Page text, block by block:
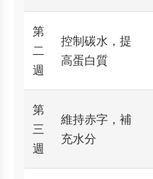
第
二
週
控制碳水，提
高蛋白質
第
三
週
維持赤字，補
充水分